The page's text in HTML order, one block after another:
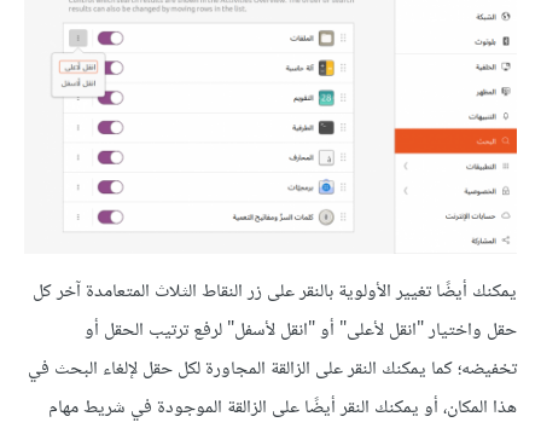
يمكنك أيضًا تغيير اﻷولوية بالنقر على زر النقاط الثلاث المتعامدة آخر كل
حقل واختيار "انقل لأعلى" أو "انقل لأسفل" لرفع ترتيب الحقل أو
تخفيضه؛ كما يمكنك النقر على الزالقة المجاورة لكل حقل ﻹلغاء البحث في
هذا المكان، أو يمكنك النقر أيضًا على الزالقة الموجودة في شريط مهام